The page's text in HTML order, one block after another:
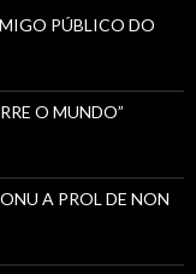
PÚBLICO DO
O MUNDO”
A PROL DE NON